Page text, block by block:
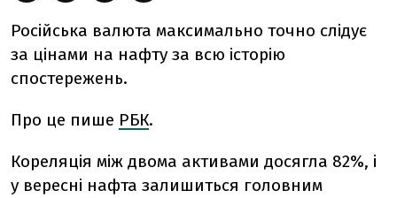
Російська валюта максимально точно слідує
за цінами на нафту за всю історію
спостережень.
Про це пише РБК.
Кореляція між двома активами досягла 82%, і
у вересні нафта залишиться головним